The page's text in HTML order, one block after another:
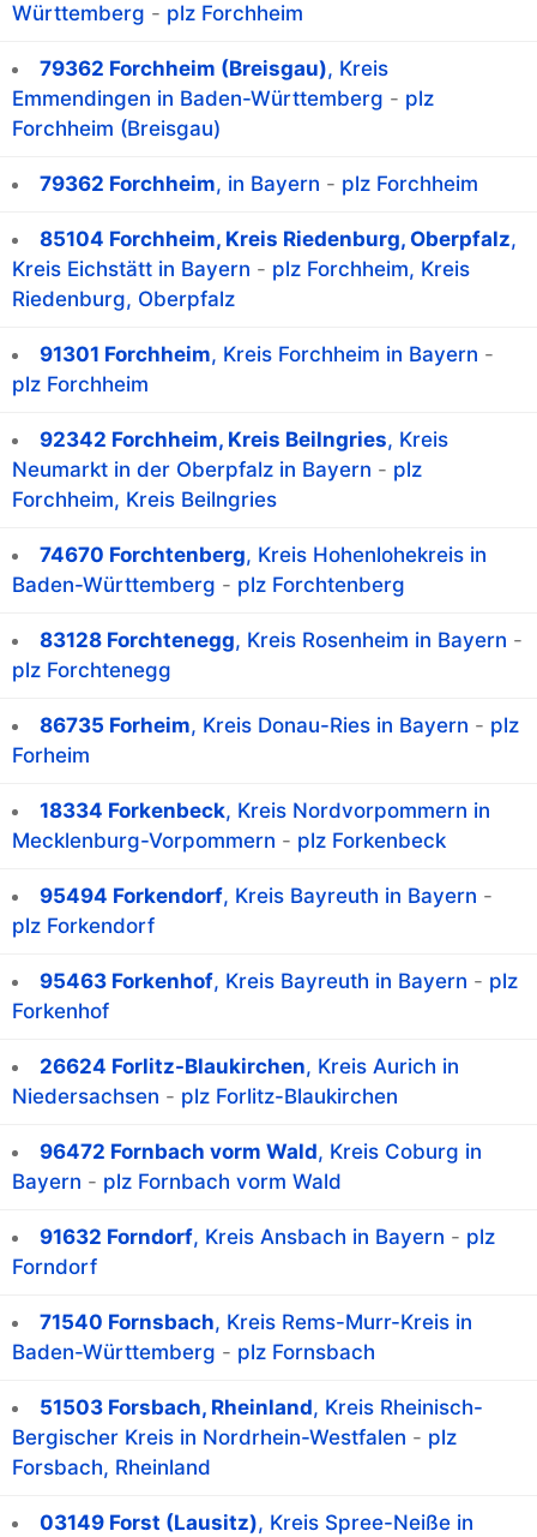
Württemberg - plz Forchheim
79362 Forchheim (Breisgau), Kreis
Emmendingen in Baden-Württemberg - plz
Forchheim (Breisgau)
79362 Forchheim, in Bayern - plz Forchheim
85104 Forchheim, Kreis Riedenburg, Oberpfalz,
Kreis Eichstätt in Bayern - plz Forchheim, Kreis
Riedenburg, Oberpfalz
91301 Forchheim, Kreis Forchheim in Bayern -
plz Forchheim
92342 Forchheim, Kreis Beilngries, Kreis
Neumarkt in der Oberpfalz in Bayern - plz
Forchheim, Kreis Beilngries
74670 Forchtenberg, Kreis Hohenlohekreis in
Baden-Württemberg - plz Forchtenberg
83128 Forchtenegg, Kreis Rosenheim in Bayern -
plz Forchtenegg
86735 Forheim, Kreis Donau-Ries in Bayern - plz
Forheim
18334 Forkenbeck, Kreis Nordvorpommern in
Mecklenburg-Vorpommern - plz Forkenbeck
95494 Forkendorf, Kreis Bayreuth in Bayern -
plz Forkendorf
95463 Forkenhof, Kreis Bayreuth in Bayern - plz
Forkenhof
26624 Forlitz-Blaukirchen, Kreis Aurich in
Niedersachsen - plz Forlitz-Blaukirchen
96472 Fornbach vorm Wald, Kreis Coburg in
Bayern - plz Fornbach vorm Wald
91632 Forndorf, Kreis Ansbach in Bayern - plz
Forndorf
71540 Fornsbach, Kreis Rems-Murr-Kreis in
Baden-Württemberg - plz Fornsbach
51503 Forsbach, Rheinland, Kreis Rheinisch-
Bergischer Kreis in Nordrhein-Westfalen - plz
Forsbach, Rheinland
03149 Forst (Lausitz), Kreis Spree-Neiße in